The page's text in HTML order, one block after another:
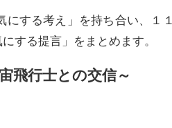
する考え」を持ち合い、１
する提言」をまとめます。
行士との交信～